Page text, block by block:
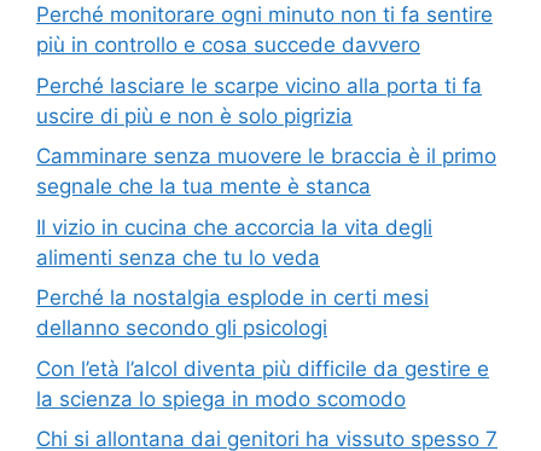
Perché monitorare ogni minuto non ti fa sentire
più in controllo e cosa succede davvero
Perché lasciare le scarpe vicino alla porta ti fa
uscire di più e non è solo pigrizia
Camminare senza muovere le braccia è il primo
segnale che la tua mente è stanca
Il vizio in cucina che accorcia la vita degli
alimenti senza che tu lo veda
Perché la nostalgia esplode in certi mesi
dellanno secondo gli psicologi
Con l’età l’alcol diventa più difficile da gestire e
la scienza lo spiega in modo scomodo
Chi si allontana dai genitori ha vissuto spesso 7